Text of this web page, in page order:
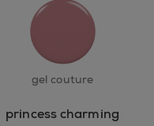
gel couture
princess charming